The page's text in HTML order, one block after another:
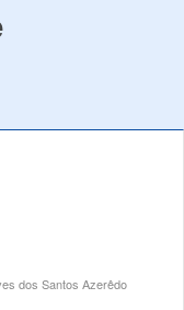
dos Santos Azerêdo